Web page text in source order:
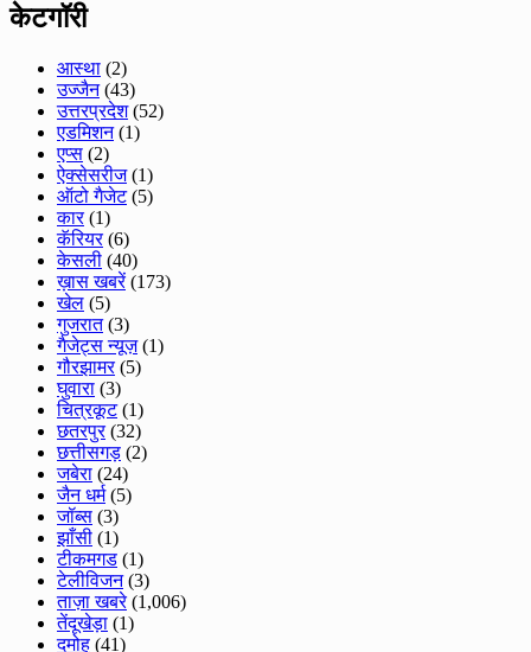
केटगॉरी
आस्था (2)
उज्जैन(43)
उत्तरप्रदेश(52)
एडमिशन(1)
एप्स (2)
ऐक्सेसरीज(1)
ऑटो गैजेट(5)
कार(1)
कॅरियर(6)
केसली (40)
ख़ास खबरें(173)
खेल (5)
गुजरात(3)
गैजेट्स न्यूज़(1)
गौरझामर(5)
घुवारा (3)
चित्रकूट(1)
छतरपुर(32)
छत्तीसगड़ (2)
जबेरा (24)
जैन धर्म(5)
जॉब्स (3)
झाँसी (1)
टीकमगड (1)
टेलीविजन(3)
ताज़ा खबरे(1,006)
तेंदूखेड़ा (1)
दमोह (41)